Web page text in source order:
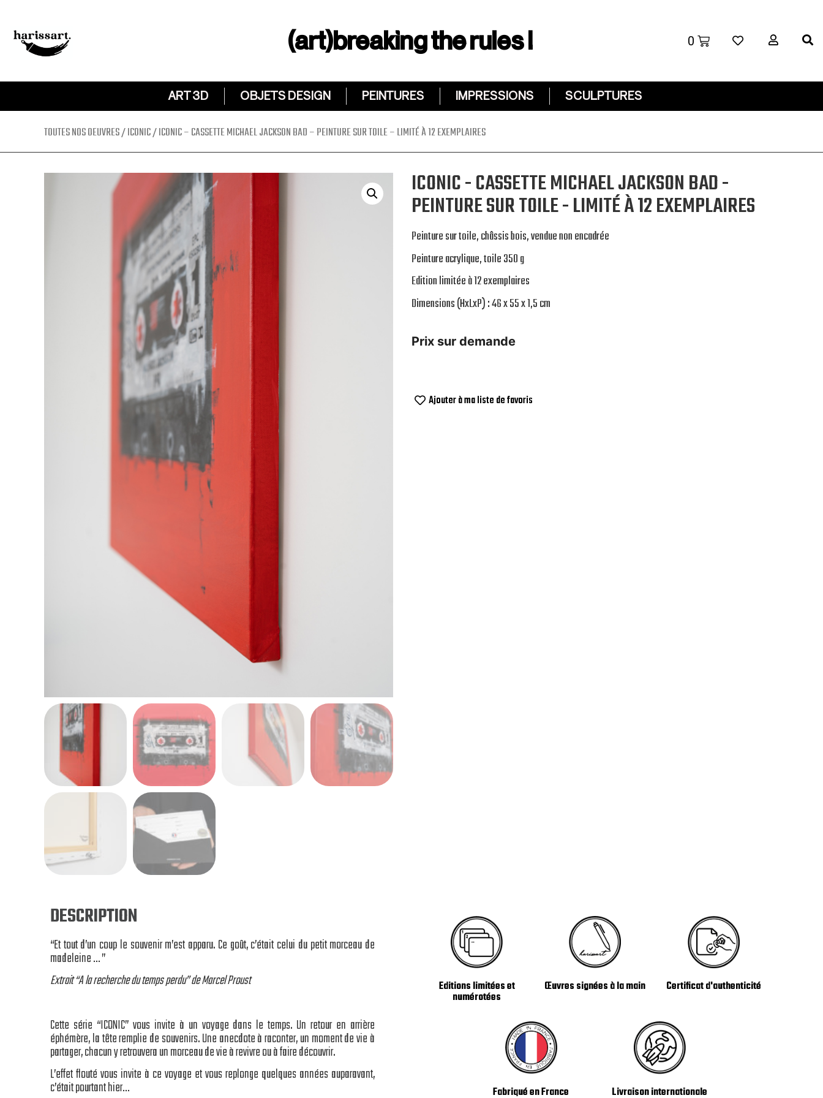
(art)breaking the rules !
ART 3D OBJETS DESIGN PEINTURES IMPRESSIONS SCULPTURES
TOUTES NOS OEUVRES/ICONIC/ ICONIC – CASSETTE MICHAEL JACKSON BAD – PEINTURE SUR TOILE – LIMITÉ À 12 EXEMPLAIRES
ICONIC - CASSETTE MICHAEL JACKSON BAD -
PEINTURE SUR TOILE - LIMITÉ À 12 EXEMPLAIRES
Peinture sur toile, châssis bois, vendue non encadrée
Peinture acrylique, toile 350 g
Edition limitée à 12 exemplaires
Dimensions (HxLxP) : 46 x 55 x 1,5 cm
Prix sur demande
Ajouter à ma liste de favoris
DESCRIPTION
“Et tout d’un coup le souvenir m’est apparu. Ce goût, c’était celui du petit morceau de
madeleine … ”
Extrait “A la recherche du temps perdu” de Marcel Proust
Cette série “ICONIC” vous invite à un voyage dans le temps. Un retour en arrière
éphémère, la tête remplie de souvenirs. Une anecdote à raconter, un moment de vie à
partager, chacun y retrouvera un morceau de vie à revivre ou à faire découvrir.
L’effet flouté vous invite à ce voyage et vous replonge quelques années auparavant,
c’était pourtant hier…
Editions limitées et
numérotées
Œuvres signées à la main Certificat d'authenticité
Fabriqué en France Livraison internationale